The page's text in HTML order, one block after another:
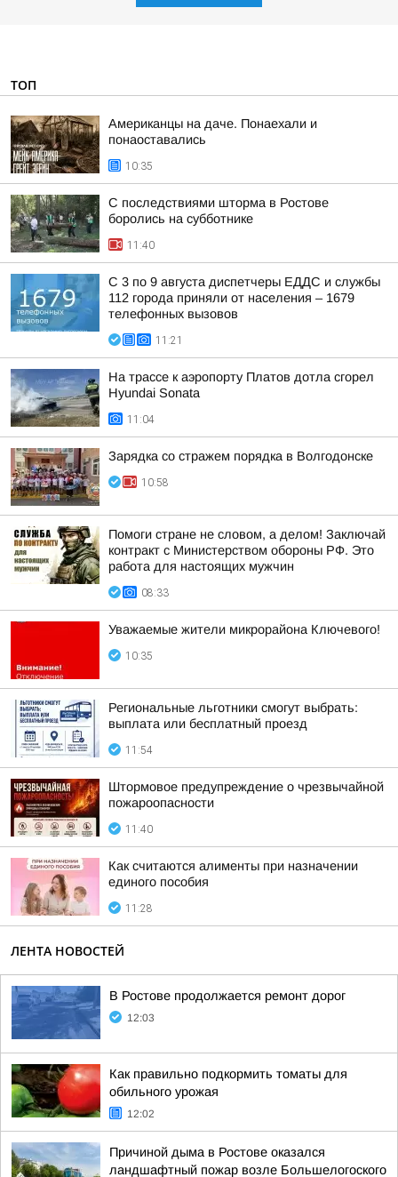
ТОП
Американцы на даче. Понаехали и
понаоставались
10:35
С последствиями шторма в Ростове
боролись на субботнике
11:40
C 3 по 9 августа диспетчеры ЕДДС и службы
112 города приняли от населения – 1679
телефонных вызовов
11:21
На трассе к аэропорту Платов дотла сгорел
Hyundai Sonata
11:04
Зарядка со стражем порядка в Волгодонске
10:58
Помоги стране не словом, а делом! Заключай
контракт с Министерством обороны РФ. Это
работа для настоящих мужчин
08:33
Уважаемые жители микрорайона Ключевого!
10:35
Региональные льготники смогут выбрать:
выплата или бесплатный проезд
11:54
Штормовое предупреждение о чрезвычайной
пожароопасности
11:40
Как считаются алименты при назначении
единого пособия
11:28
ЛЕНТА НОВОСТЕЙ
В Ростове продолжается ремонт дорог
12:03
Как правильно подкормить томаты для
обильного урожая
12:02
Причиной дыма в Ростове оказался
ландшафтный пожар возле Большелогоского